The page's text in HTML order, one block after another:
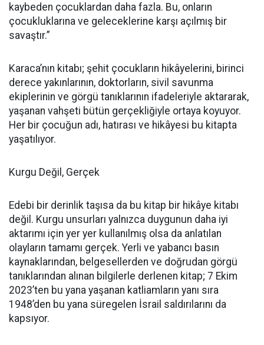
kaybeden çocuklardan daha fazla. Bu, onların
çocukluklarına ve geleceklerine karşı açılmış bir
savaştır.”
Karaca’nın kitabı; şehit çocukların hikâyelerini, birinci
derece yakınlarının, doktorların, sivil savunma
ekiplerinin ve görgü tanıklarının ifadeleriyle aktararak,
yaşanan vahşeti bütün gerçekliğiyle ortaya koyuyor.
Her bir çocuğun adı, hatırası ve hikâyesi bu kitapta
yaşatılıyor.
Kurgu Değil, Gerçek
Edebi bir derinlik taşısa da bu kitap bir hikâye kitabı
değil. Kurgu unsurları yalnızca duygunun daha iyi
aktarımı için yer yer kullanılmış olsa da anlatılan
olayların tamamı gerçek. Yerli ve yabancı basın
kaynaklarından, belgesellerden ve doğrudan görgü
tanıklarından alınan bilgilerle derlenen kitap; 7 Ekim
2023’ten bu yana yaşanan katliamların yanı sıra
1948’den bu yana süregelen İsrail saldırılarını da
kapsıyor.